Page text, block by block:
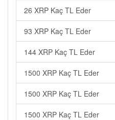
26 XRP Kaç TL Eder
93 XRP Kaç TL Eder
144 XRP Kaç TL Eder
1500 XRP Kaç TL Eder
1500 XRP Kaç TL Eder
1500 XRP Kaç TL Eder